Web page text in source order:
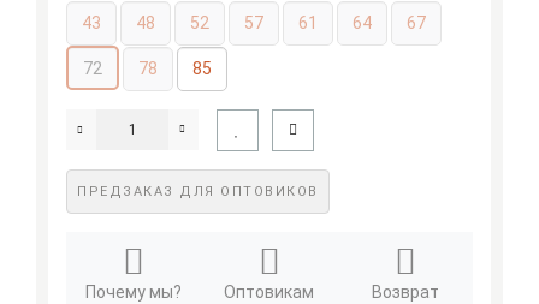
43
48 52 57 61 64 67
72 78 85
ПРЕДЗАКАЗ ДЛЯ ОПТОВИКОВ
Почему мы? Оптовикам
Возврат